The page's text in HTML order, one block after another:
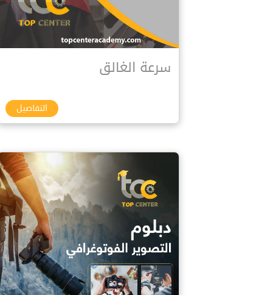
سرعة الغالق
التفاصيل